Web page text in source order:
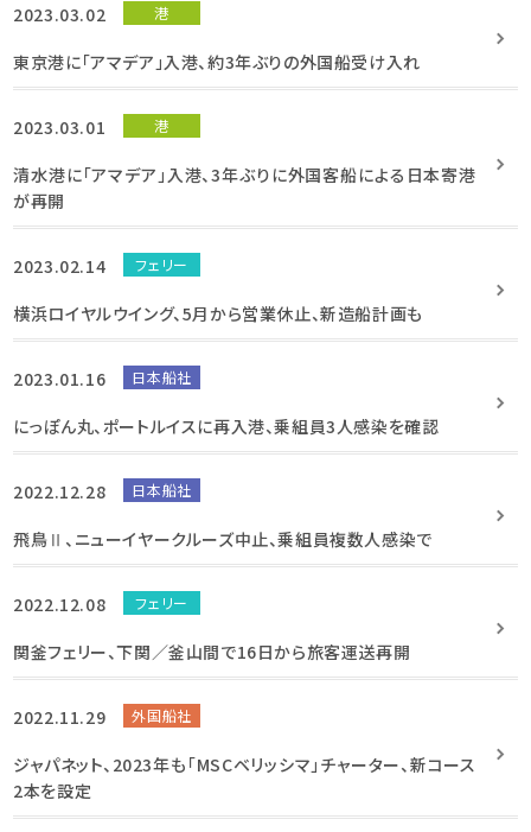
2023.03.02 港
東京港に「アマデア」入港、約3年ぶりの外国船受け入れ
2023.03.01 港
清水港に「アマデア」入港、3年ぶりに外国客船による日本寄港
が再開
2023.02.14 フェリー
横浜ロイヤルウイング、5月から営業休止、新造船計画も
2023.01.16 日本船社
にっぽん丸、ポートルイスに再入港、乗組員3人感染を確認
2022.12.28 日本船社
飛鳥Ⅱ、ニューイヤークルーズ中止、乗組員複数人感染で
2022.12.08 フェリー
関釜フェリー、下関／釜山間で16日から旅客運送再開
2022.11.29 外国船社
ジャパネット、2023年も「MSCベリッシマ」チャーター、新コース
2本を設定